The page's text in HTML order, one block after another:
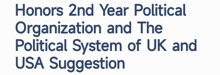
Honors 2nd Year Political
Organization and The
Political System of UK and
USA Suggestion